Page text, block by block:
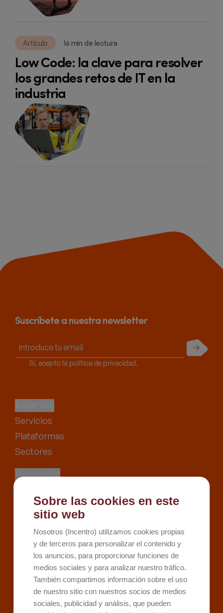
Artículo 16 min de lectura
Low Code: la clave para resolver
los grandes retos de IT en la
industria
Suscríbete a nuestra newsletter
Sí, acepto la política de privacidad.
Enviar
Servicios
Plataformas
Sectores
Innovación
Recursos
Kit Digital
Kit Consulting
Sobre Incentro
Conócenos
Careers
Contacto
Sobre las cookies en este
sitio web
Nosotros (Incentro) utilizamos cookies propias
y de terceros para personalizar el contenido y
los anuncios, para proporcionar funciones de
medios sociales y para analizar nuestro tráfico.
También compartimos información sobre el uso
de nuestro sitio con nuestros socios de medios
sociales, publicidad y análisis, que pueden